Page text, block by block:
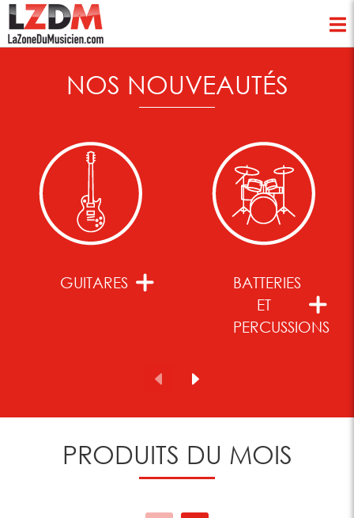
NOS NOUVEAUTÉS
GUITARES
BATTERIES
ET
PERCUSSIONS
PRODUITS DU MOIS